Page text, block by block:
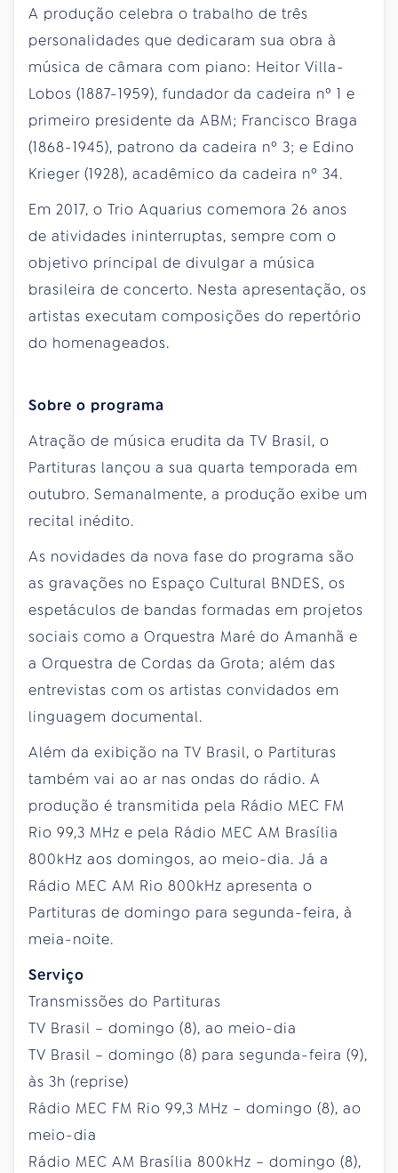
A produção celebra o trabalho de três
personalidades que dedicaram sua obra à
música de câmara com piano: Heitor Villa-
Lobos (1887-1959), fundador da cadeira nº 1 e
primeiro presidente da ABM; Francisco Braga
(1868-1945), patrono da cadeira nº 3; e Edino
Krieger (1928), acadêmico da cadeira nº 34.
Em 2017, o Trio Aquarius comemora 26 anos
de atividades ininterruptas, sempre com o
objetivo principal de divulgar a música
brasileira de concerto. Nesta apresentação, os
artistas executam composições do repertório
do homenageados.
Sobre o programa
Atração de música erudita da TV Brasil, o
Partituras lançou a sua quarta temporada em
outubro. Semanalmente, a produção exibe um
recital inédito.
As novidades da nova fase do programa são
as gravações no Espaço Cultural BNDES, os
espetáculos de bandas formadas em projetos
sociais como a Orquestra Maré do Amanhã e
a Orquestra de Cordas da Grota; além das
entrevistas com os artistas convidados em
linguagem documental.
Além da exibição na TV Brasil, o Partituras
também vai ao ar nas ondas do rádio. A
produção é transmitida pela Rádio MEC FM
Rio 99,3 MHz e pela Rádio MEC AM Brasília
800kHz aos domingos, ao meio-dia. Já a
Rádio MEC AM Rio 800kHz apresenta o
Partituras de domingo para segunda-feira, à
meia-noite.
Serviço
Transmissões do Partituras
TV Brasil – domingo (8), ao meio-dia
TV Brasil – domingo (8) para segunda-feira (9),
às 3h (reprise)
Rádio MEC FM Rio 99,3 MHz – domingo (8), ao
meio-dia
Rádio MEC AM Brasília 800kHz – domingo (8),